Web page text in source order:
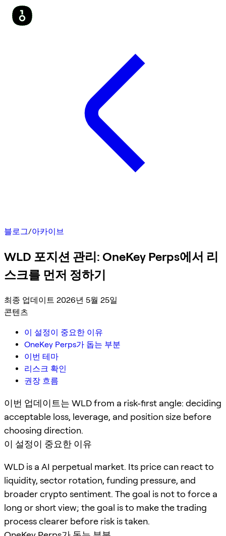
블로그/아카이브
WLD 포지션 관리: OneKey Perps에서 리
스크를 먼저 정하기
최종 업데이트 2026년 5월 25일
콘텐츠
이 설정이 중요한 이유
OneKey Perps가 돕는 부분
이번 테마
리스크 확인
권장 흐름
이번 업데이트는 WLD from a risk-first angle: deciding
acceptable loss, leverage, and position size before
choosing direction.
이 설정이 중요한 이유
WLD is a AI perpetual market. Its price can react to
liquidity, sector rotation, funding pressure, and
broader crypto sentiment. The goal is not to force a
long or short view; the goal is to make the trading
process clearer before risk is taken.